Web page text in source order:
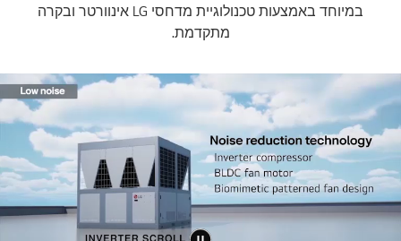
במיוחד באמצעות טכנולוגיית מדחסי LG אינוורטר ובקרה
מתקדמת.